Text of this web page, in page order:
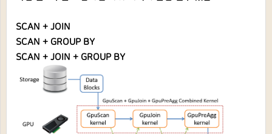
SCAN + JOIN
SCAN + GROUP BY
SCAN + JOIN + GROUP BY